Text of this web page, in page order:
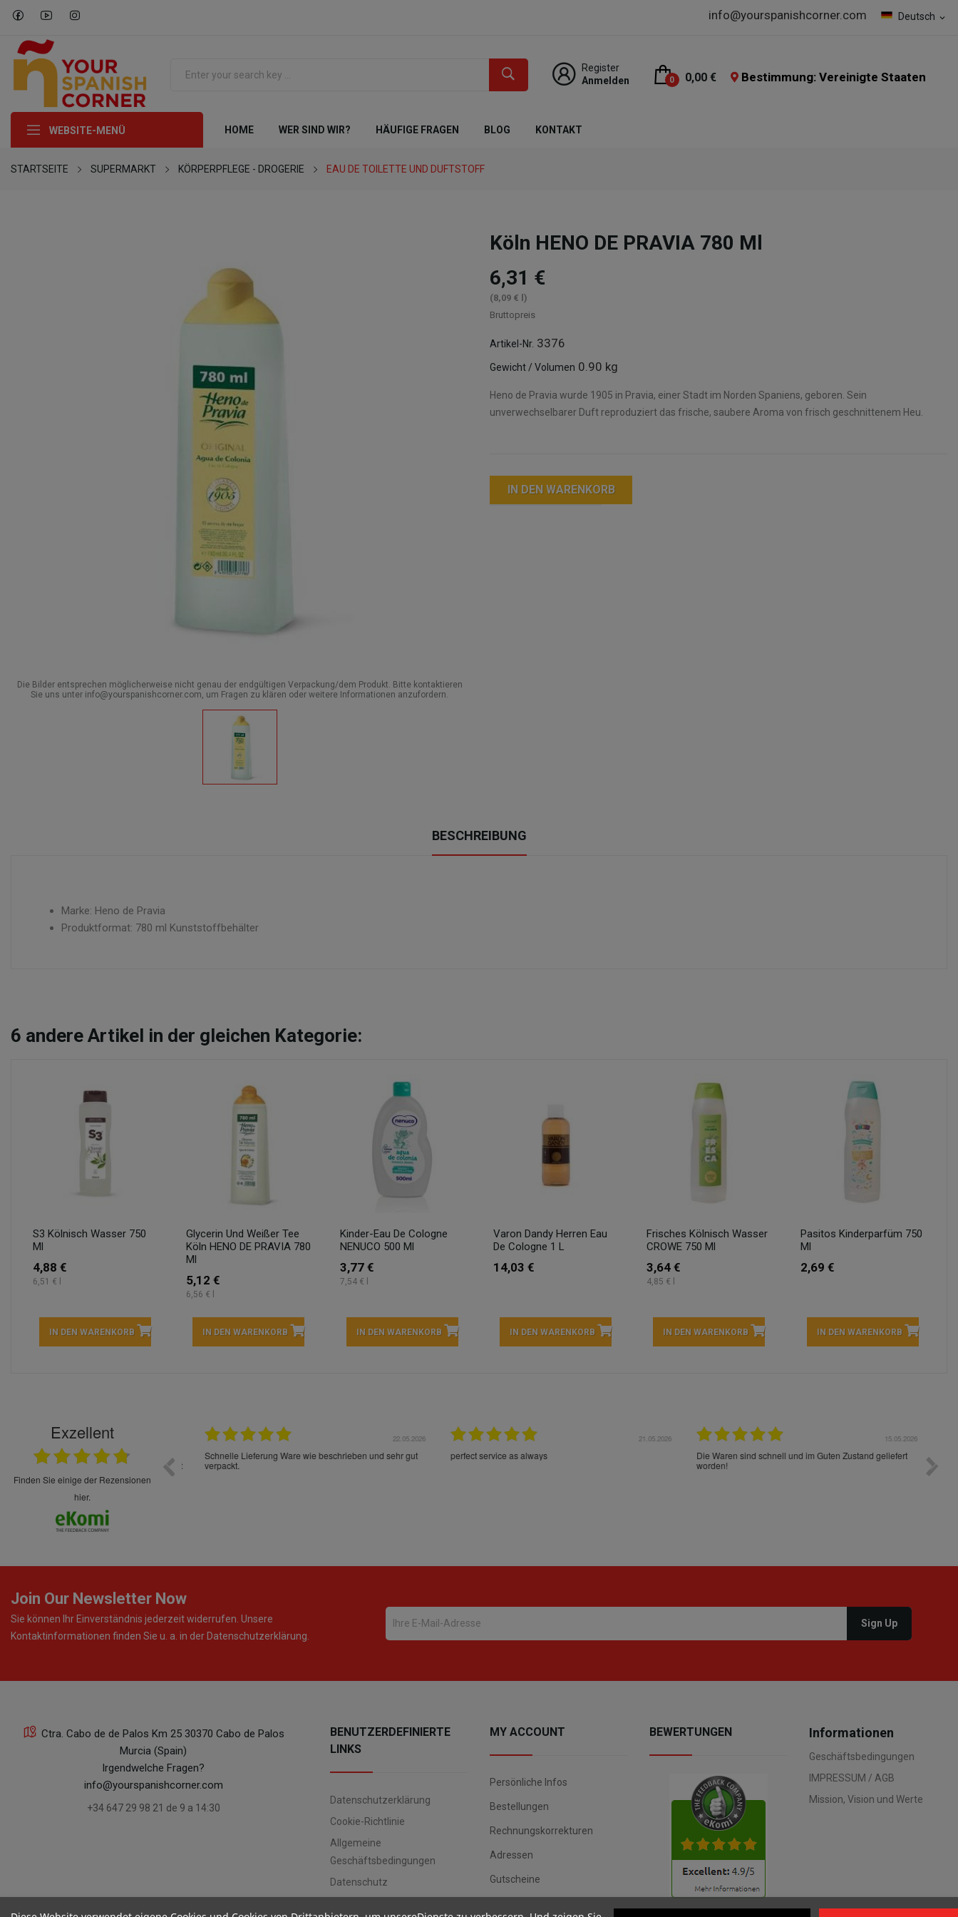
Deutsch expand_more
info@yourspanishcorner.com
Register
Anmelden
0 0,00 € Bestimmung: Vereinigte Staaten
WEBSITE-MENÜ HOME WER SIND WIR? HÄUFIGE FRAGEN BLOG KONTAKT
STARTSEITE SUPERMARKT KÖRPERPFLEGE - DROGERIE EAU DE TOILETTE UND DUFTSTOFF
Die Bilder entsprechen möglicherweise nicht genau der endgültigen Verpackung/dem Produkt. Bitte kontaktieren
Sie uns unter info@yourspanishcorner.com, um Fragen zu klären oder weitere Informationen anzufordern.
Köln HENO DE PRAVIA 780 Ml
6,31 €
(8,09 € l)
Bruttopreis
Artikel-Nr. 3376
Gewicht / Volumen 0.90 kg
Heno de Pravia wurde 1905 in Pravia, einer Stadt im Norden Spaniens, geboren. Sein
unverwechselbarer Duft reproduziert das frische, saubere Aroma von frisch geschnittenem Heu.
IN DEN WARENKORB
BESCHREIBUNG
Marke: Heno de Pravia
Produktformat: 780 ml Kunststoffbehälter
6 andere Artikel in der gleichen Kategorie:
S3 Kölnisch Wasser 750
Ml
4,88 €
6,51 € l
IN DEN WARENKORB
Glycerin Und Weißer Tee
Köln HENO DE PRAVIA 780
Ml
5,12 €
6,56 € l
IN DEN WARENKORB
Kinder-Eau De Cologne
NENUCO 500 Ml
3,77 €
7,54 € l
IN DEN WARENKORB
Varon Dandy Herren Eau
De Cologne 1 L
14,03 €
IN DEN WARENKORB
Frisches Kölnisch Wasser
CROWE 750 Ml
3,64 €
4,85 € l
IN DEN WARENKORB
Pasitos Kinderparfüm 750
Ml
2,69 €
IN DEN WARENKORB
Exzellent
finden Sie einige der Rezensionen
hier.
sehr sorgsam verpackt. Alles kommt
Spaß so einzukaufen. Die Abwicklung ist
22.05.2026
Schnelle Lieferung Ware wie beschrieben und sehr gut
verpackt.
21.05.2026
perfect service as always
15.05.2026
Die Waren sind schnell und im Guten Zustand geliefert
worden!
Join Our Newsletter Now
Sie können Ihr Einverständnis jederzeit widerrufen. Unsere
Kontaktinformationen finden Sie u. a. in der Datenschutzerklärung.
Ctra. Cabo de de Palos Km 25 30370 Cabo de Palos
Murcia (Spain)
Irgendwelche Fragen?
info@yourspanishcorner.com
+34 647 29 98 21 de 9 a 14:30
BENUTZERDEFINIERTE
LINKS
Datenschutzerklärung
Cookie-Richtlinie
Allgemeine
Geschäftsbedingungen
Datenschutz
MY ACCOUNT
Persönliche Infos
Bestellungen
Rechnungskorrekturen
Adressen
Gutscheine
BEWERTUNGEN Informationen
Geschäftsbedingungen
IMPRESSUM / AGB
Mission, Vision und Werte